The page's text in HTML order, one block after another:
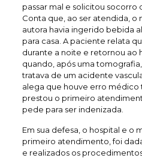
passar mal e solicitou socorro
Conta que, ao ser atendida,
autora havia ingerido bebida
para casa. A paciente relata
durante a noite e retornou ao
quando, após uma
tratava de um acidente
alega que houve erro médico
prestou o primeiro
pede para ser indenizada.
Em sua defesa, o hospital e o
primeiro atendimento, foi
e realizados os